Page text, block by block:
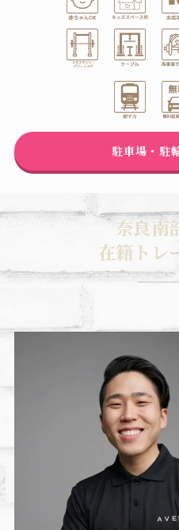
駐車場・駐
奈良南
在籍トレ